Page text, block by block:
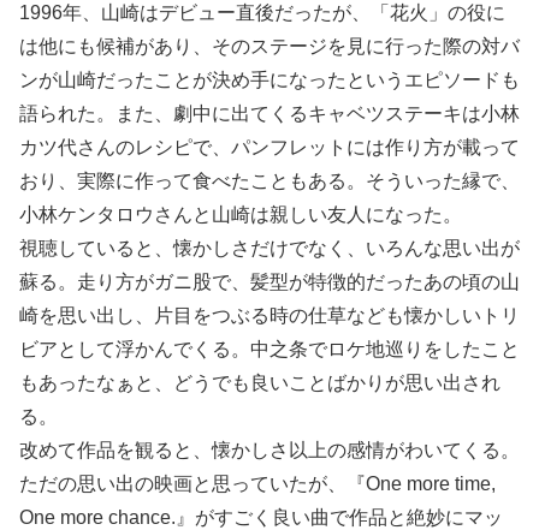
1996年、山崎はデビュー直後だったが、「花火」の役に
は他にも候補があり、そのステージを見に行った際の対バ
ンが山崎だったことが決め手になったというエピソードも
語られた。また、劇中に出てくるキャベツステーキは小林
カツ代さんのレシピで、パンフレットには作り方が載って
おり、実際に作って食べたこともある。そういった縁で、
小林ケンタロウさんと山崎は親しい友人になった。
視聴していると、懐かしさだけでなく、いろんな思い出が
蘇る。走り方がガニ股で、髪型が特徴的だったあの頃の山
崎を思い出し、片目をつぶる時の仕草なども懐かしいトリ
ビアとして浮かんでくる。中之条でロケ地巡りをしたこと
もあったなぁと、どうでも良いことばかりが思い出され
る。
改めて作品を観ると、懐かしさ以上の感情がわいてくる。
ただの思い出の映画と思っていたが、『One more time,
One more chance.』がすごく良い曲で作品と絶妙にマッ